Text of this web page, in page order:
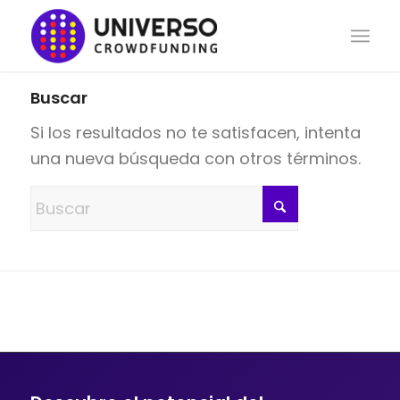
Buscar
Si los resultados no te satisfacen, intenta
una nueva búsqueda con otros términos.